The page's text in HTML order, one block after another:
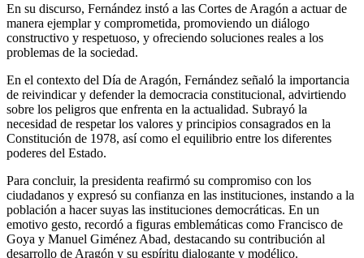
En su discurso, Fernández instó a las Cortes de Aragón a actuar de
manera ejemplar y comprometida, promoviendo un diálogo
constructivo y respetuoso, y ofreciendo soluciones reales a los
problemas de la sociedad.
En el contexto del Día de Aragón, Fernández señaló la importancia
de reivindicar y defender la democracia constitucional, advirtiendo
sobre los peligros que enfrenta en la actualidad. Subrayó la
necesidad de respetar los valores y principios consagrados en la
Constitución de 1978, así como el equilibrio entre los diferentes
poderes del Estado.
Para concluir, la presidenta reafirmó su compromiso con los
ciudadanos y expresó su confianza en las instituciones, instando a la
población a hacer suyas las instituciones democráticas. En un
emotivo gesto, recordó a figuras emblemáticas como Francisco de
Goya y Manuel Giménez Abad, destacando su contribución al
desarrollo de Aragón y su espíritu dialogante y modélico.